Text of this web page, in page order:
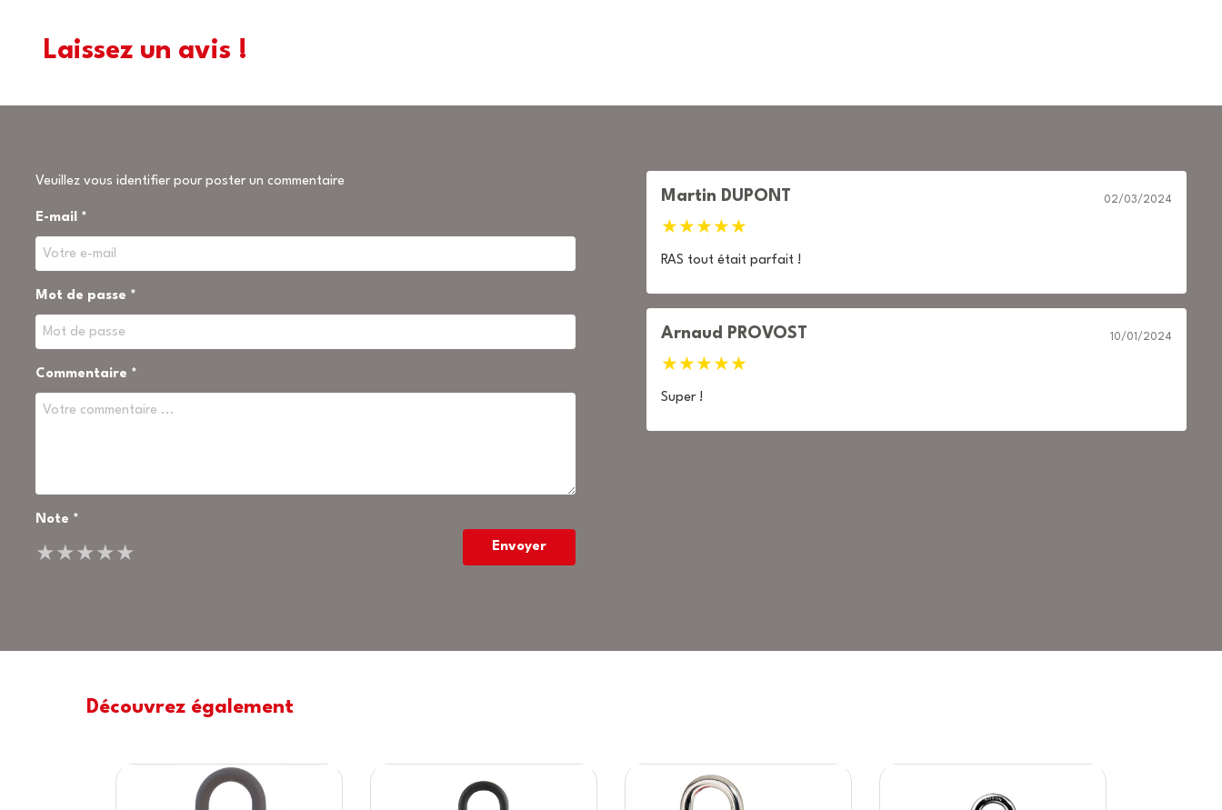
Laissez un avis !
Veuillez vous identifier pour poster un commentaire
E-mail *
Mot de passe *
Commentaire *
Note *
★★★★★ Envoyer
Martin DUPONT 02/03/2024
★★★★★
RAS tout était parfait !
Arnaud PROVOST 10/01/2024
★★★★★
Super !
Découvrez également